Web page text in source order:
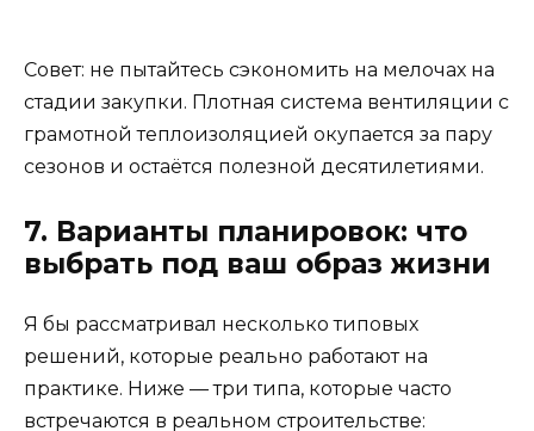
Совет: не пытайтесь сэкономить на мелочах на
стадии закупки. Плотная система вентиляции с
грамотной теплоизоляцией окупается за пару
сезонов и остаётся полезной десятилетиями.
7. Варианты планировок: что
выбрать под ваш образ жизни
Я бы рассматривал несколько типовых
решений, которые реально работают на
практике. Ниже — три типа, которые часто
встречаются в реальном строительстве: